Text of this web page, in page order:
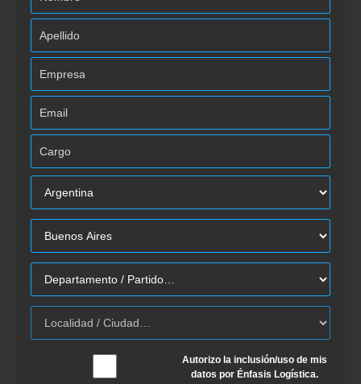
Autorizo la inclusión/uso de mis
datos por Énfasis Logística.